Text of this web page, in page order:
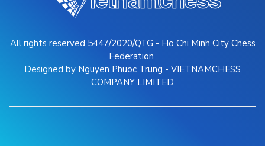
All rights reserved 5447/2020/QTG - Ho Chi Minh City Chess
Federation
Designed by Nguyen Phuoc Trung - VIETNAMCHESS
COMPANY LIMITED